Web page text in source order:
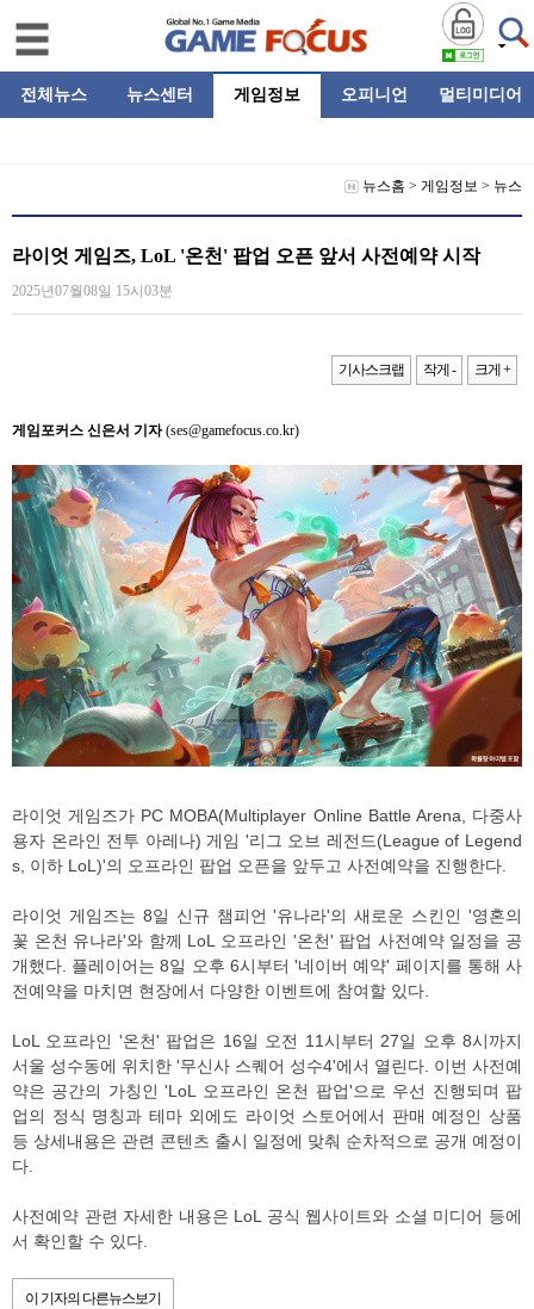
전체뉴스 뉴스센터 게임정보 오피니언 멀티미디어
뉴스홈 > 게임정보 > 뉴스
라이엇 게임즈, LoL '온천' 팝업 오픈 앞서 사전예약 시작
2025년07월08일 15시03분
기사스크랩 작게 - 크게 +
게임포커스 신은서 기자(ses@gamefocus.co.kr)
라이엇 게임즈가 PC MOBA(Multiplayer Online Battle Arena, 다중사
용자 온라인 전투 아레나) 게임 '리그 오브 레전드(League of Legend
s, 이하 LoL)'의 오프라인 팝업 오픈을 앞두고 사전예약을 진행한다.
라이엇 게임즈는 8일 신규 챔피언 '유나라'의 새로운 스킨인 '영혼의
꽃 온천 유나라'와 함께 LoL 오프라인 '온천' 팝업 사전예약 일정을 공
개했다. 플레이어는 8일 오후 6시부터 '네이버 예약' 페이지를 통해 사
전예약을 마치면 현장에서 다양한 이벤트에 참여할 있다.
LoL 오프라인 '온천' 팝업은 16일 오전 11시부터 27일 오후 8시까지
서울 성수동에 위치한 '무신사 스퀘어 성수4'에서 열린다. 이번 사전예
약은 공간의 가칭인 'LoL 오프라인 온천 팝업'으로 우선 진행되며 팝
업의 정식 명칭과 테마 외에도 라이엇 스토어에서 판매 예정인 상품
등 상세내용은 관련 콘텐츠 출시 일정에 맞춰 순차적으로 공개 예정이
다.
사전예약 관련 자세한 내용은 LoL 공식 웹사이트와 소셜 미디어 등에
서 확인할 수 있다.
이 기자의 다른뉴스보기